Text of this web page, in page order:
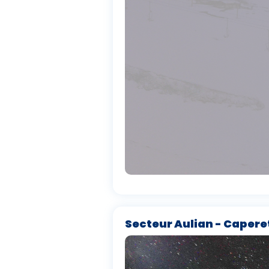
Secteur Aulian -